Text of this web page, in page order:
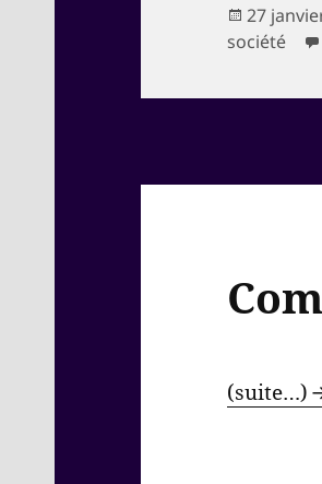
Publié
le
27
société
(suite…)